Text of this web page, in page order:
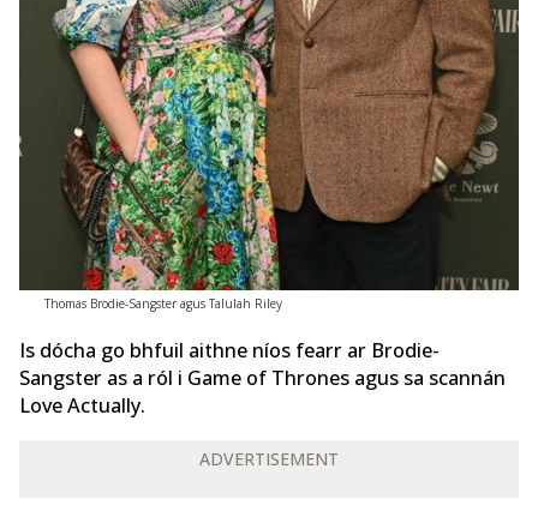
Thomas Brodie-Sangster agus Talulah Riley
Is dócha go bhfuil aithne níos fearr ar Brodie-
Sangster as a ról i Game of Thrones agus sa scannán
Love Actually.
ADVERTISEMENT